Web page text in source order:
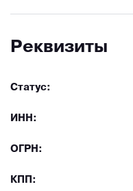
Реквизиты
Статус:
ИНН:
ОГРН:
КПП: